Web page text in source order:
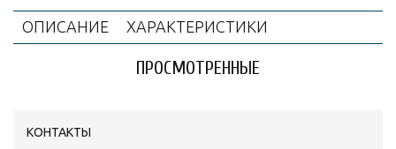
ОПИСАНИЕ ХАРАКТЕРИСТИКИ
ПРОСМОТРЕННЫЕ
КОНТАКТЫ